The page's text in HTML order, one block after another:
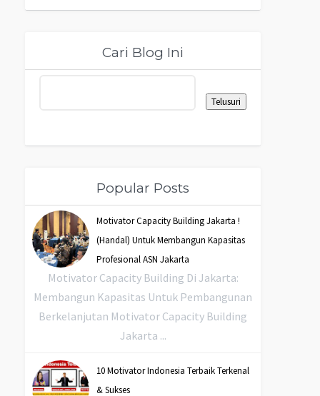
Cari Blog Ini
Popular Posts
Motivator Capacity Building Jakarta !
(Handal) Untuk Membangun Kapasitas
Profesional ASN Jakarta
Motivator Capacity Building Di Jakarta:
Membangun Kapasitas Untuk Pembangunan
Berkelanjutan Motivator Capacity Building
Jakarta ...
10 Motivator Indonesia Terbaik Terkenal
& Sukses